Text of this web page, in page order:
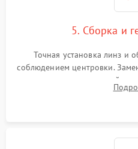
5. Сборка и
Точная установка линз и
соблюдением центровки.
нанесение влагозащитной
и заполнение его